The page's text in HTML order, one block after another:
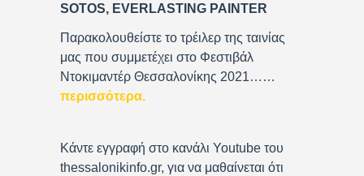
e
r
SOTOS, EVERLASTING PAINTER
Παρακολουθείστε το τρέιλερ της ταινίας
μας που συμμετέχει στο Φεστιβάλ
Ντοκιμαντέρ Θεσσαλονίκης 2021……
περισσότερα.
Κάντε εγγραφή στο κανάλι Youtube του
thessalonikinfo.gr, για να μαθαίνεται ότι